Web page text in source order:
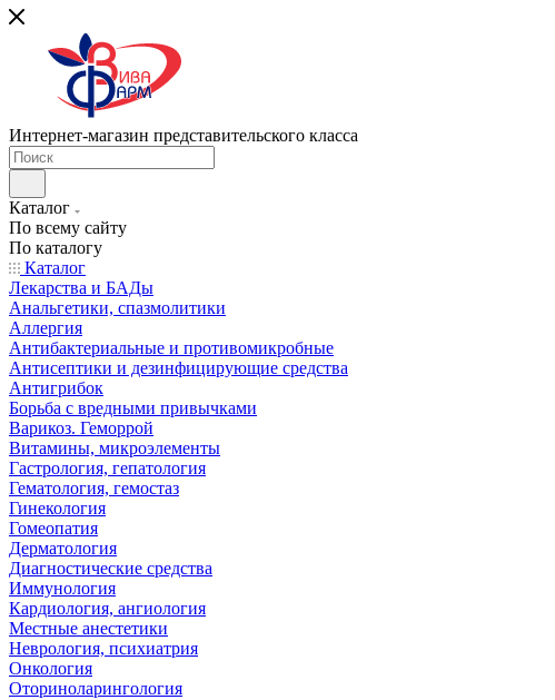
Интернет-магазин представительского класса
Каталог
По всему сайту
По каталогу
Каталог
Лекарства и БАДы
Анальгетики, спазмолитики
Аллергия
Антибактериальные и противомикробные
Антисептики и дезинфицирующие средства
Антигрибок
Борьба с вредными привычками
Варикоз. Геморрой
Витамины, микроэлементы
Гастрология, гепатология
Гематология, гемостаз
Гинекология
Гомеопатия
Дерматология
Диагностические средства
Иммунология
Кардиология, ангиология
Местные анестетики
Неврология, психиатрия
Онкология
Оториноларингология